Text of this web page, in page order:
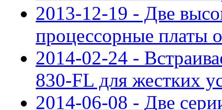
2013-12-19 - Две
процессорные платы
2014-02-24 -
830-FL для жестких
2014-06-08 - Две